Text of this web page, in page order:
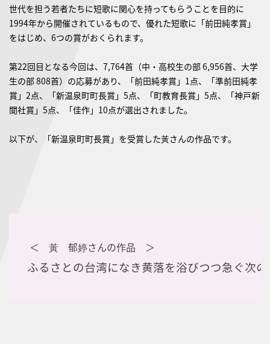
世代を担う若者たちに短歌に関心を持ってもらうことを目的に
1994年から開催されているもので、優れた短歌に「前田純孝賞」
をはじめ、6つの賞がおくられます。
第22回目となる今回は、7,764首（中・高校生の部 6,956首、大学
生の部 808首）の応募があり、「前田純孝賞」1点、「準前田純孝
賞」2点、「新温泉町町長賞」5点、「町教育長賞」5点、「神戸新
聞社賞」5点、「佳作」10点が選出されました。
以下が、「新温泉町町長賞」を受賞した黃さんの作品です。
＜ 黃 郁婷さんの作品 ＞
ふるさとの台湾になき黄落を浴びつつ急ぐ次